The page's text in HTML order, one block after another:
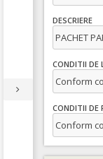
DESCRIERE
PACHET
CONDITII DE
Conform
CONDITII DE
Conform